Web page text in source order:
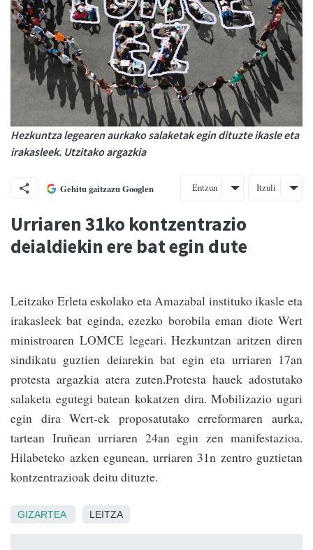
Hezkuntza legearen aurkako salaketak egin dituzte ikasle eta
irakasleek. Utzitako argazkia
Gehitu gaitzazu Googlen Entzun Itzuli
Urriaren 31ko kontzentrazio
deialdiekin ere bat egin dute
Leitzako Erleta eskolako eta Amazabal ins­tituko ikasle eta
irakasleek bat eginda, ezezko borobila eman diote Wert
ministroaren LOMCE legeari. Hezkuntzan aritzen diren
sindikatu guztien deia­rekin bat egin eta urriaren 17an
protesta argazkia atera zuten.Protesta hauek adostutako
salaketa egutegi batean koka­tzen dira. Mobilizazio ugari
egin dira Wert-ek proposatutako erreformaren aurka,
tartean Iruñean urriaren 24an egin zen manifestazioa.
Hilabeteko azken egunean, urriaren 31n zentro guztietan
kontzentrazioak deitu dituzte.
GIZARTEA LEITZA